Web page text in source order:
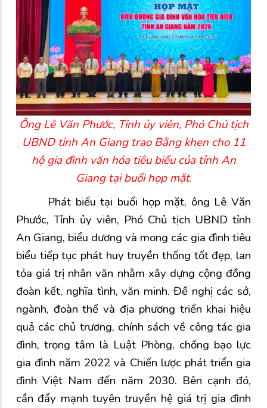
Ông Lê Văn Phước, Tỉnh ủy viên,Phó Chủ tịch
UBND tỉnh An Giang trao Bằng khen cho 11
hộ gia đình văn hóa tiêu biểu của tỉnh An
Giang tại buổi họp mặt.
Phát biểu tại buổi họp mặt, ông Lê Văn
Phước, Tỉnh ủy viên, Phó Chủ tịch UBND tỉnh
An Giang, biểu dương và mong các gia đình tiêu
biểu tiếp tục phát huy truyền thống tốt đẹp, lan
tỏa giá trị nhân văn nhằm xây dựng cộng đồng
đoàn kết, nghĩa tình, văn minh. Đề nghị các sở,
ngành, đoàn thể và địa phương triển khai hiệu
quả các chủ trương, chính sách về công tác gia
đình, trọng tâm là Luật Phòng, chống bạo lực
gia đình năm 2022 và Chiến lược phát triển gia
đình Việt Nam đến năm 2030. Bên cạnh đó,
cần đẩy mạnh tuyên truyền hệ giá trị gia đình